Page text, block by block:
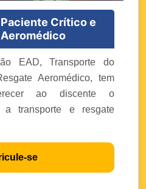
Crítico e
EAD, Transporte do
Aeromédico, tem
ao discente o
a transporte e resgate
se